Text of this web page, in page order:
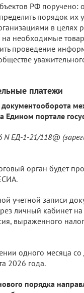
РФ поручено:
порядок их
в целях
необходимые
проведение
платежи
портале
ЕД-1-21/118@
орган будет
учетной записи
личный кабинет
выраженного
одного месяца
2026 года.
порядка